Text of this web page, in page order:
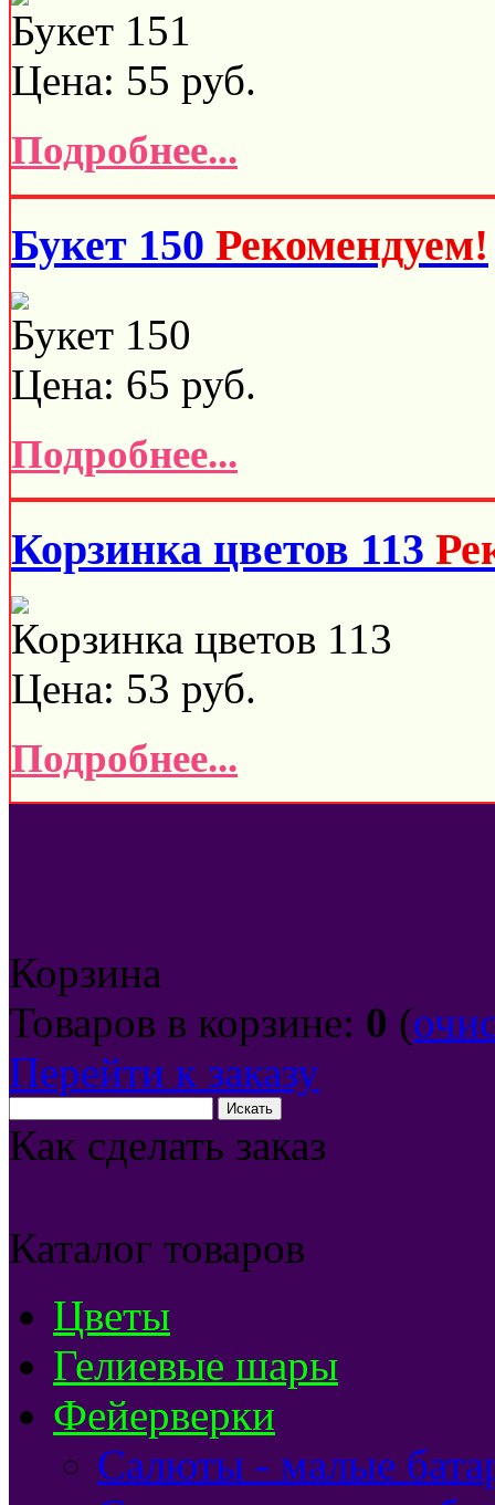
Букет 151
Цена: 55 руб.
Подробнее...
Букет 150 Рекомендуем!
Букет 150
Цена: 65 руб.
Подробнее...
Корзинка цветов 113
Корзинка цветов 113
Цена: 53 руб.
Подробнее...
Корзина
Товаров в корзине: 0 (
Перейти к заказу
Как сделать заказ
Каталог товаров
Цветы
Гелиевые шары
Фейерверки
Салюты - малые